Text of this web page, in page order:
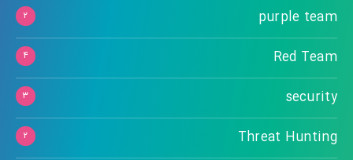
purple team ۲
Red Team ۴
security ۳
Threat Hunting ۲